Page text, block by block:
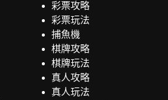
彩票攻略
彩票玩法
捕魚機
棋牌攻略
棋牌玩法
真人攻略
真人玩法